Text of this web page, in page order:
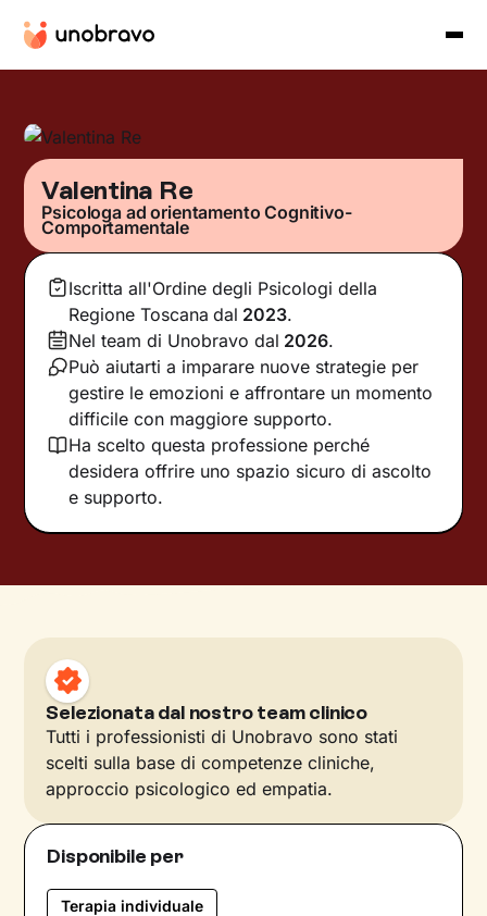
Valentina Re
Psicologa ad orientamento Cognitivo-
Comportamentale
Iscritta all'Ordine degli Psicologi della
Regione Toscana dal 2023.
Nel team di Unobravo dal 2026.
Può aiutarti a imparare nuove strategie per
gestire le emozioni e affrontare un momento
difficile con maggiore supporto.
Ha scelto questa professione perché
desidera offrire uno spazio sicuro di ascolto
e supporto.
Selezionata dal nostro team clinico
Tutti i professionisti di Unobravo sono stati
scelti sulla base di competenze cliniche,
approccio psicologico ed empatia.
Disponibile per
Terapia individuale